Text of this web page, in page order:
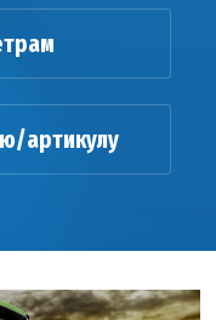
артикулу